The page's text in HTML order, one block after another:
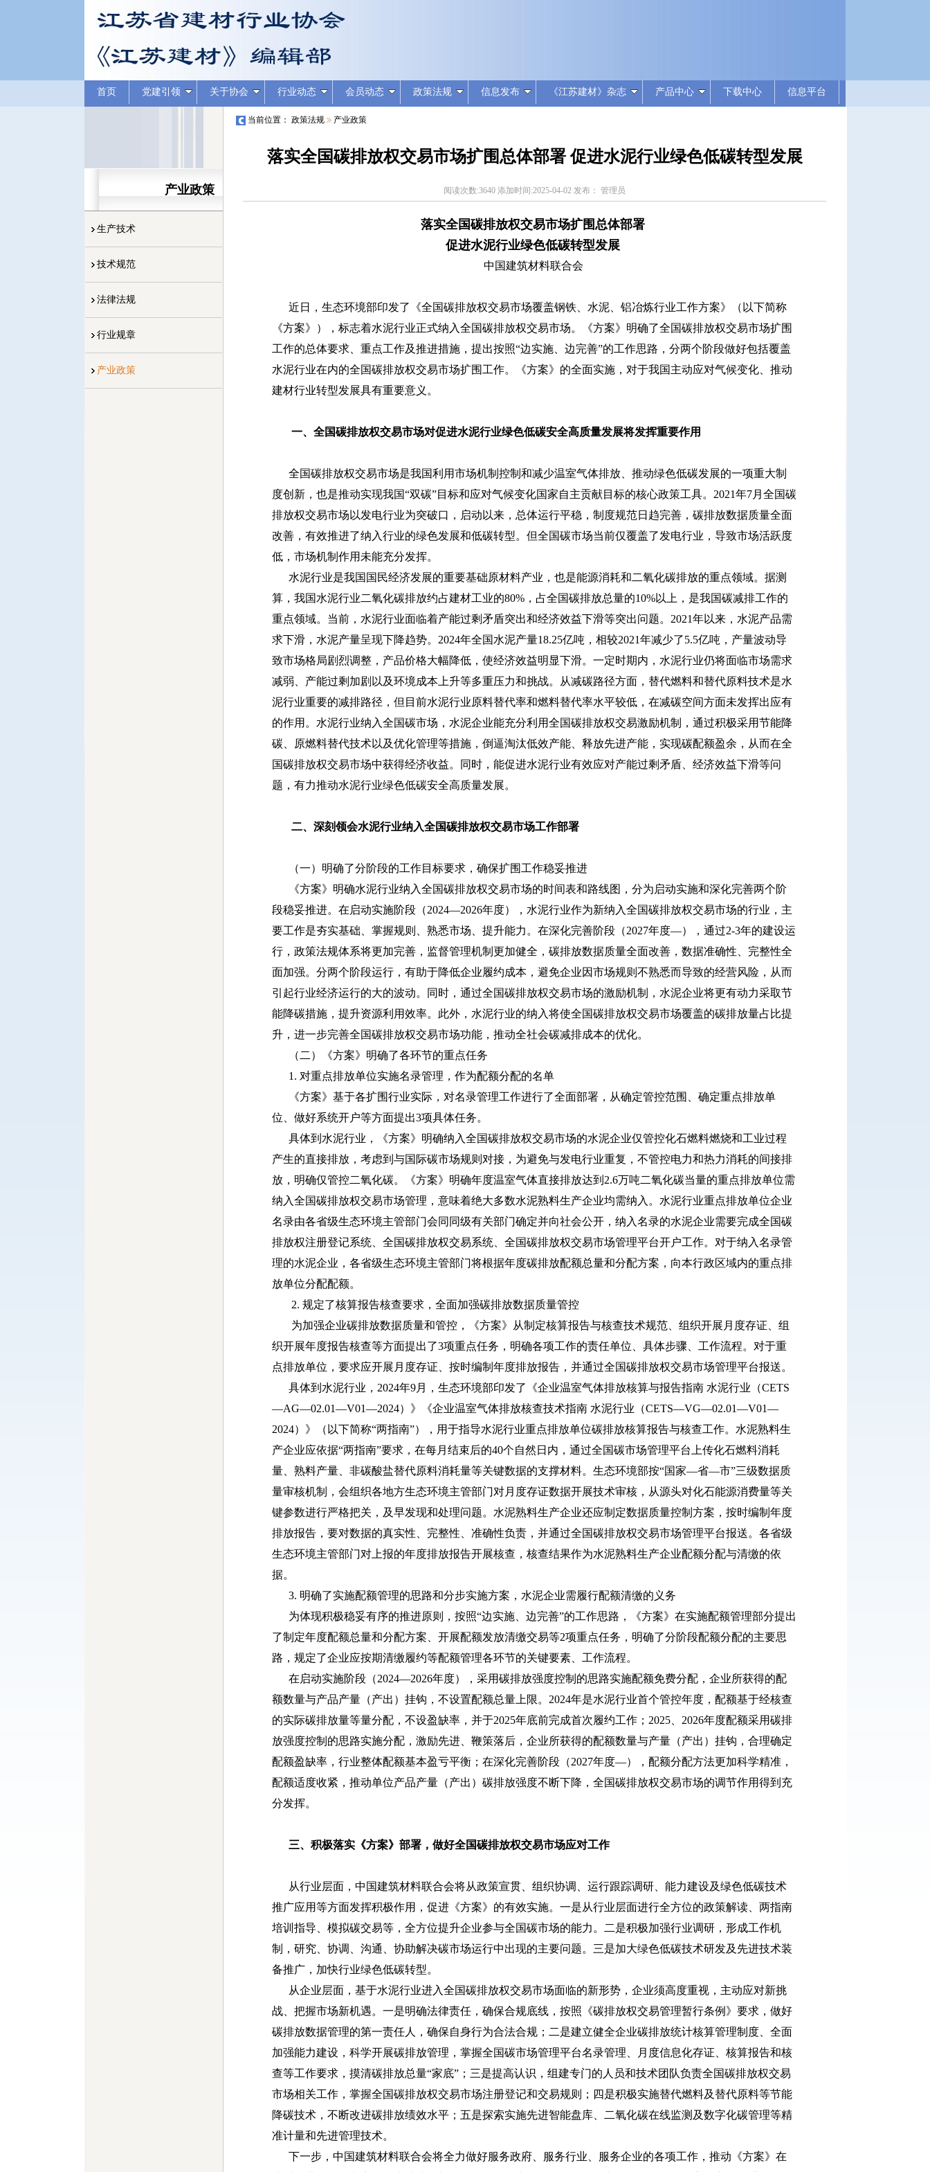
首页 党建引领 关于协会 行业动态 会员动态 政策法规 信息发布 《江苏建材》杂志 产品中心 下载中心 信息平台
产业政策
生产技术
技术规范
法律法规
行业规章
产业政策
当前位置： 政策法规 产业政策
落实全国碳排放权交易市场扩围总体部署 促进水泥行业绿色低碳转型发展
阅读次数:3640 添加时间:2025-04-02 发布： 管理员
落实全国碳排放权交易市场扩围总体部署
促进水泥行业绿色低碳转型发展
中国建筑材料联合会
近日，生态环境部印发了《全国碳排放权交易市场覆盖钢铁、水泥、铝冶炼行业工作方案》（以下简称
《方案》），标志着水泥行业正式纳入全国碳排放权交易市场。《方案》明确了全国碳排放权交易市场扩围
工作的总体要求、重点工作及推进措施，提出按照“边实施、边完善”的工作思路，分两个阶段做好包括覆盖
水泥行业在内的全国碳排放权交易市场扩围工作。《方案》的全面实施，对于我国主动应对气候变化、推动
建材行业转型发展具有重要意义。
一、全国碳排放权交易市场对促进水泥行业绿色低碳安全高质量发展将发挥重要作用
全国碳排放权交易市场是我国利用市场机制控制和减少温室气体排放、推动绿色低碳发展的一项重大制
度创新，也是推动实现我国“双碳”目标和应对气候变化国家自主贡献目标的核心政策工具。2021年7月全国碳
排放权交易市场以发电行业为突破口，启动以来，总体运行平稳，制度规范日趋完善，碳排放数据质量全面
改善，有效推进了纳入行业的绿色发展和低碳转型。但全国碳市场当前仅覆盖了发电行业，导致市场活跃度
低，市场机制作用未能充分发挥。
水泥行业是我国国民经济发展的重要基础原材料产业，也是能源消耗和二氧化碳排放的重点领域。据测
算，我国水泥行业二氧化碳排放约占建材工业的80%，占全国碳排放总量的10%以上，是我国碳减排工作的
重点领域。当前，水泥行业面临着产能过剩矛盾突出和经济效益下滑等突出问题。2021年以来，水泥产品需
求下滑，水泥产量呈现下降趋势。2024年全国水泥产量18.25亿吨，相较2021年减少了5.5亿吨，产量波动导
致市场格局剧烈调整，产品价格大幅降低，使经济效益明显下滑。一定时期内，水泥行业仍将面临市场需求
减弱、产能过剩加剧以及环境成本上升等多重压力和挑战。从减碳路径方面，替代燃料和替代原料技术是水
泥行业重要的减排路径，但目前水泥行业原料替代率和燃料替代率水平较低，在减碳空间方面未发挥出应有
的作用。水泥行业纳入全国碳市场，水泥企业能充分利用全国碳排放权交易激励机制，通过积极采用节能降
碳、原燃料替代技术以及优化管理等措施，倒逼淘汰低效产能、释放先进产能，实现碳配额盈余，从而在全
国碳排放权交易市场中获得经济收益。同时，能促进水泥行业有效应对产能过剩矛盾、经济效益下滑等问
题，有力推动水泥行业绿色低碳安全高质量发展。
二、深刻领会水泥行业纳入全国碳排放权交易市场工作部署
（一）明确了分阶段的工作目标要求，确保扩围工作稳妥推进
《方案》明确水泥行业纳入全国碳排放权交易市场的时间表和路线图，分为启动实施和深化完善两个阶
段稳妥推进。在启动实施阶段（2024—2026年度），水泥行业作为新纳入全国碳排放权交易市场的行业，主
要工作是夯实基础、掌握规则、熟悉市场、提升能力。在深化完善阶段（2027年度—），通过2-3年的建设运
行，政策法规体系将更加完善，监督管理机制更加健全，碳排放数据质量全面改善，数据准确性、完整性全
面加强。分两个阶段运行，有助于降低企业履约成本，避免企业因市场规则不熟悉而导致的经营风险，从而
引起行业经济运行的大的波动。同时，通过全国碳排放权交易市场的激励机制，水泥企业将更有动力采取节
能降碳措施，提升资源利用效率。此外，水泥行业的纳入将使全国碳排放权交易市场覆盖的碳排放量占比提
升，进一步完善全国碳排放权交易市场功能，推动全社会碳减排成本的优化。
（二）《方案》明确了各环节的重点任务
1. 对重点排放单位实施名录管理，作为配额分配的名单
《方案》基于各扩围行业实际，对名录管理工作进行了全面部署，从确定管控范围、确定重点排放单
位、做好系统开户等方面提出3项具体任务。
具体到水泥行业，《方案》明确纳入全国碳排放权交易市场的水泥企业仅管控化石燃料燃烧和工业过程
产生的直接排放，考虑到与国际碳市场规则对接，为避免与发电行业重复，不管控电力和热力消耗的间接排
放，明确仅管控二氧化碳。《方案》明确年度温室气体直接排放达到2.6万吨二氧化碳当量的重点排放单位需
纳入全国碳排放权交易市场管理，意味着绝大多数水泥熟料生产企业均需纳入。水泥行业重点排放单位企业
名录由各省级生态环境主管部门会同同级有关部门确定并向社会公开，纳入名录的水泥企业需要完成全国碳
排放权注册登记系统、全国碳排放权交易系统、全国碳排放权交易市场管理平台开户工作。对于纳入名录管
理的水泥企业，各省级生态环境主管部门将根据年度碳排放配额总量和分配方案，向本行政区域内的重点排
放单位分配配额。
2. 规定了核算报告核查要求，全面加强碳排放数据质量管控
为加强企业碳排放数据质量和管控，《方案》从制定核算报告与核查技术规范、组织开展月度存证、组
织开展年度报告核查等方面提出了3项重点任务，明确各项工作的责任单位、具体步骤、工作流程。对于重
点排放单位，要求应开展月度存证、按时编制年度排放报告，并通过全国碳排放权交易市场管理平台报送。
具体到水泥行业，2024年9月，生态环境部印发了《企业温室气体排放核算与报告指南 水泥行业（CETS
—AG—02.01—V01—2024）》《企业温室气体排放核查技术指南 水泥行业（CETS—VG—02.01—V01—
2024）》（以下简称“两指南”），用于指导水泥行业重点排放单位碳排放核算报告与核查工作。水泥熟料生
产企业应依据“两指南”要求，在每月结束后的40个自然日内，通过全国碳市场管理平台上传化石燃料消耗
量、熟料产量、非碳酸盐替代原料消耗量等关键数据的支撑材料。生态环境部按“国家—省—市”三级数据质
量审核机制，会组织各地方生态环境主管部门对月度存证数据开展技术审核，从源头对化石能源消费量等关
键参数进行严格把关，及早发现和处理问题。水泥熟料生产企业还应制定数据质量控制方案，按时编制年度
排放报告，要对数据的真实性、完整性、准确性负责，并通过全国碳排放权交易市场管理平台报送。各省级
生态环境主管部门对上报的年度排放报告开展核查，核查结果作为水泥熟料生产企业配额分配与清缴的依
据。
3. 明确了实施配额管理的思路和分步实施方案，水泥企业需履行配额清缴的义务
为体现积极稳妥有序的推进原则，按照“边实施、边完善”的工作思路，《方案》在实施配额管理部分提出
了制定年度配额总量和分配方案、开展配额发放清缴交易等2项重点任务，明确了分阶段配额分配的主要思
路，规定了企业应按期清缴履约等配额管理各环节的关键要素、工作流程。
在启动实施阶段（2024—2026年度），采用碳排放强度控制的思路实施配额免费分配，企业所获得的配
额数量与产品产量（产出）挂钩，不设置配额总量上限。2024年是水泥行业首个管控年度，配额基于经核查
的实际碳排放量等量分配，不设盈缺率，并于2025年底前完成首次履约工作；2025、2026年度配额采用碳排
放强度控制的思路实施分配，激励先进、鞭策落后，企业所获得的配额数量与产量（产出）挂钩，合理确定
配额盈缺率，行业整体配额基本盈亏平衡；在深化完善阶段（2027年度—），配额分配方法更加科学精准，
配额适度收紧，推动单位产品产量（产出）碳排放强度不断下降，全国碳排放权交易市场的调节作用得到充
分发挥。
三、积极落实《方案》部署，做好全国碳排放权交易市场应对工作
从行业层面，中国建筑材料联合会将从政策宣贯、组织协调、运行跟踪调研、能力建设及绿色低碳技术
推广应用等方面发挥积极作用，促进《方案》的有效实施。一是从行业层面进行全方位的政策解读、两指南
培训指导、模拟碳交易等，全方位提升企业参与全国碳市场的能力。二是积极加强行业调研，形成工作机
制，研究、协调、沟通、协助解决碳市场运行中出现的主要问题。三是加大绿色低碳技术研发及先进技术装
备推广，加快行业绿色低碳转型。
从企业层面，基于水泥行业进入全国碳排放权交易市场面临的新形势，企业须高度重视，主动应对新挑
战、把握市场新机遇。一是明确法律责任，确保合规底线，按照《碳排放权交易管理暂行条例》要求，做好
碳排放数据管理的第一责任人，确保自身行为合法合规；二是建立健全企业碳排放统计核算管理制度、全面
加强能力建设，科学开展碳排放管理，掌握全国碳市场管理平台名录管理、月度信息化存证、核算报告和核
查等工作要求，摸清碳排放总量“家底”；三是提高认识，组建专门的人员和技术团队负责全国碳排放权交易
市场相关工作，掌握全国碳排放权交易市场注册登记和交易规则；四是积极实施替代燃料及替代原料等节能
降碳技术，不断改进碳排放绩效水平；五是探索实施先进智能盘库、二氧化碳在线监测及数字化碳管理等精
准计量和先进管理技术。
下一步，中国建筑材料联合会将全力做好服务政府、服务行业、服务企业的各项工作，推动《方案》在